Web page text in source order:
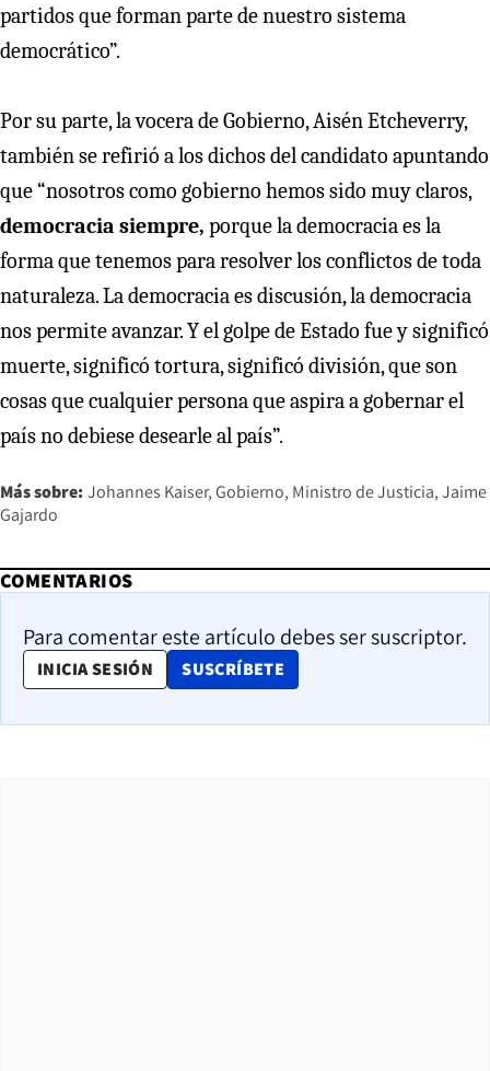
partidos que forman parte de nuestro sistema
democrático”.
Por su parte, la vocera de Gobierno, Aisén Etcheverry,
también se refirió a los dichos del candidato apuntando
que “nosotros como gobierno hemos sido muy claros,
democracia siempre, porque la democracia es la
forma que tenemos para resolver los conflictos de toda
naturaleza. La democracia es discusión, la democracia
nos permite avanzar. Y el golpe de Estado fue y significó
muerte, significó tortura, significó división, que son
cosas que cualquier persona que aspira a gobernar el
país no debiese desearle al país”.
Más sobre: Johannes Kaiser Gobierno Ministro de Justicia Jaime
Gajardo
COMENTARIOS
Para comentar este artículo debes ser suscriptor.
INICIA SESIÓN SUSCRÍBETE
OPENS IN NEW WINDOW